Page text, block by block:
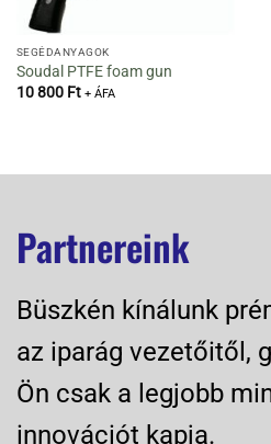
SEGÉDANYAGOK
Soudal PTFE foam gun
10 800 Ft + ÁFA
Partnereink
Büszkén kínálunk
az iparág vezetőitől,
Ön csak a legjobb
innovációt kapja.